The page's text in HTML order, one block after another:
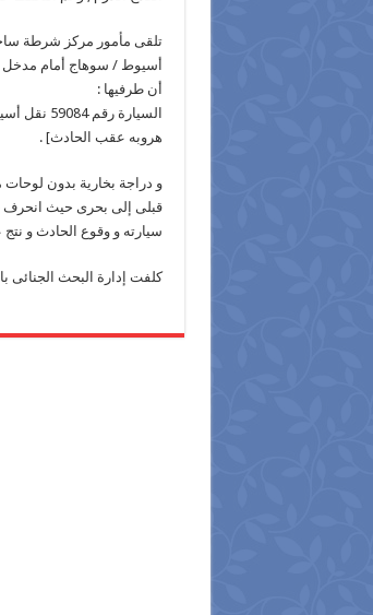
تلقى مأمور مركز شرطة
أسيوط / سوهاج أمام مدخل
أن طرفيها :
هروبه عقب الحادث] .
قبلى إلى بحرى حيث انحرف
سيارته و وقوع الحادث و نتج
كلفت إدارة البحث الجنائى